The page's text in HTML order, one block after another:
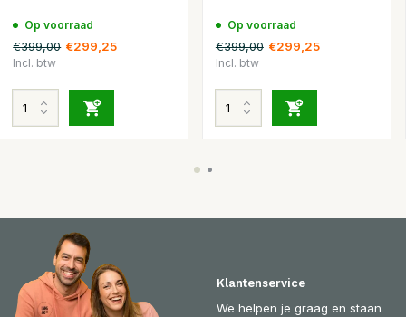
Op voorraad
€399,00 €299,25
Incl. btw
Op voorraad
€399,00 €299,25
Incl. btw
Klantenservice
We helpen je graag en staan